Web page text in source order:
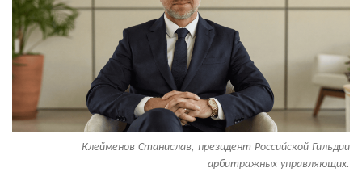
Клейменов Станислав, президент Российской Гильдии
арбитражных управляющих.